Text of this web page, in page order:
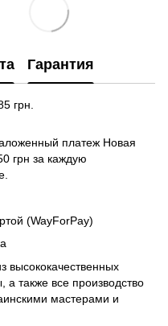
Гарантия
грн.
платеж Новая
грн за каждую
(WayForPay)
высококачественных
также все производство
мастерами и